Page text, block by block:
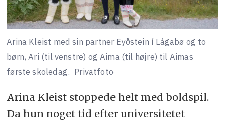
Arina Kleist med sin partner Eyðstein í Lágabø og to
børn, Ari (til venstre) og Aima (til højre) til Aimas
første skoledag. Privatfoto
Arina Kleist stoppede helt med boldspil.
Da hun noget tid efter universitetet